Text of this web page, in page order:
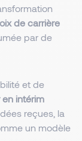
de carrière
par de
et de
en intérim
reçues, la
un modèle